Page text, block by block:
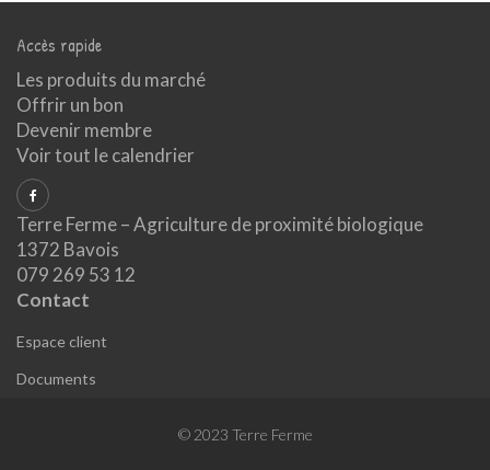
Accès rapide
Les produits du marché
Offrir un bon
Devenir membre
Voir tout le calendrier
Terre Ferme – Agriculture de proximité biologique
1372 Bavois
079 269 53 12
Contact
Espace client
Documents
© 2023 Terre Ferme